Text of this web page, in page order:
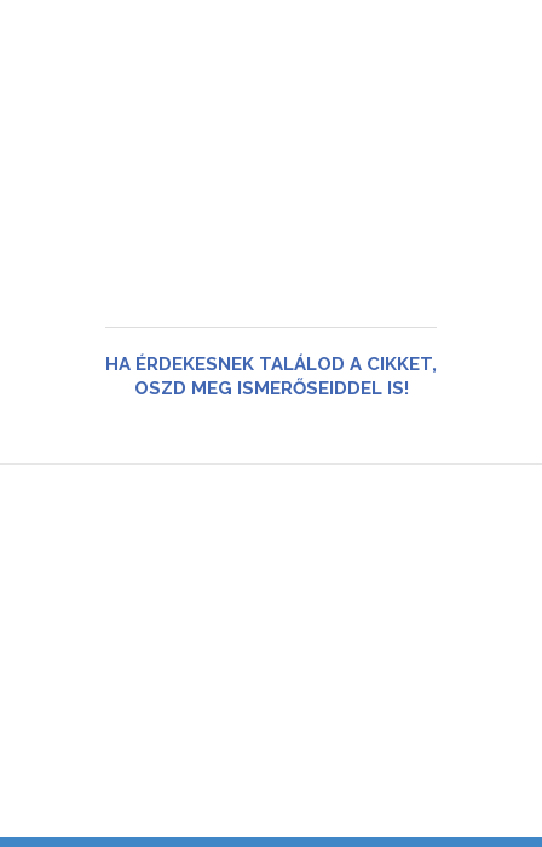
HA ÉRDEKESNEK TALÁLOD A CIKKET,
OSZD MEG ISMERŐSEIDDEL IS!